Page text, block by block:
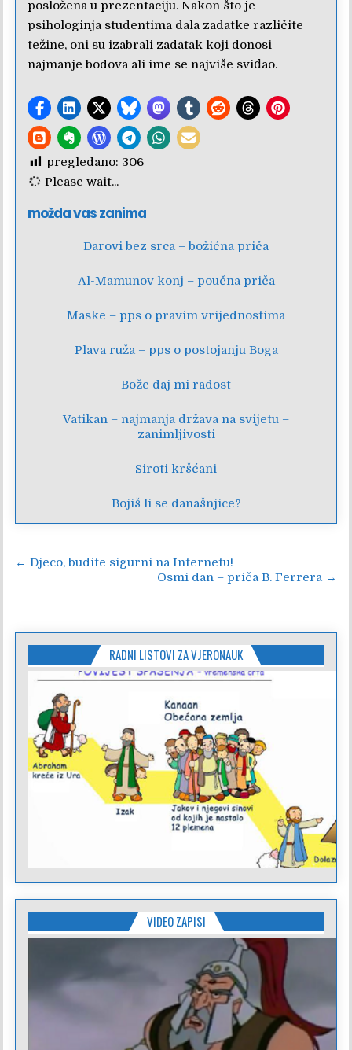
posložena u prezentaciju. Nakon što je
psihologinja studentima dala zadatke različite
težine, oni su izabrali zadatak koji donosi
najmanje bodova ali ime se najviše sviđao.
pregledano: 306
Please wait...
možda vas zanima
Darovi bez srca – božićna priča
Al-Mamunov konj – poučna priča
Maske – pps o pravim vrijednostima
Plava ruža – pps o postojanju Boga
Bože daj mi radost
Vatikan – najmanja država na svijetu –
zanimljivosti
Siroti kršćani
Bojiš li se današnjice?
Navigacija
← Djeco, budite sigurni na Internetu!
Osmi dan – priča B. Ferrera →
RADNI LISTOVI ZA VJERONAUK
VIDEO ZAPISI